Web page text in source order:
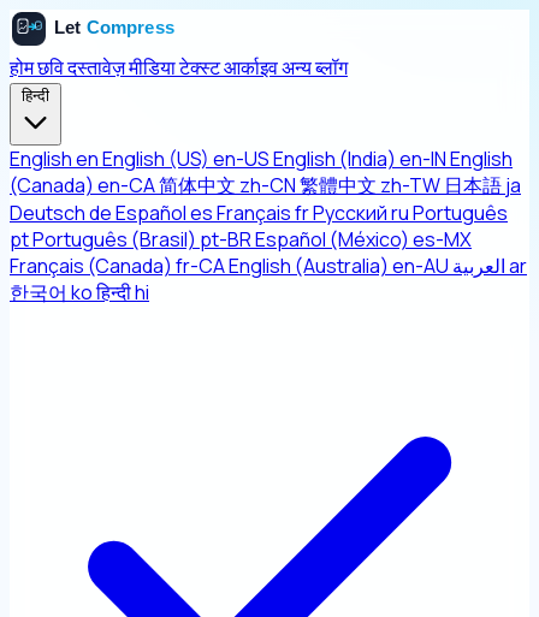
होमछविदस्तावेज़मीडियाटेक्स्टआर्काइवअन्यब्लॉग
हिन्दी
EnglishenEnglish (US) en-USEnglish (India) en-INEnglish
(Canada) en-CA简体中文 zh-CN繁體中文 zh-TW 日本語ja
DeutschdeEspañolesFrançaisfrРусскийruPortuguês
ptPortuguês (Brasil) pt-BREspañol (México) es-MX
Français (Canada) fr-CAEnglish (Australia) en-AU العربيةar
한국어 koहिन्दीhi